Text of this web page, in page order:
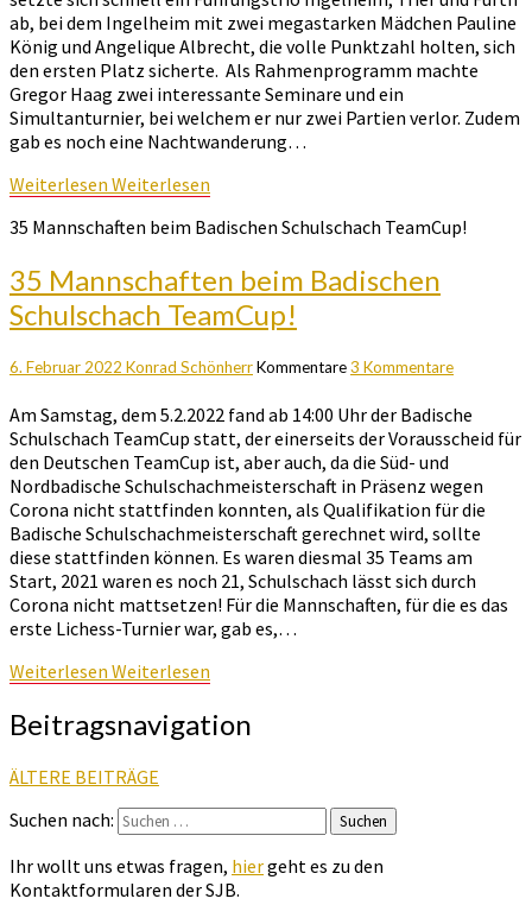
ab, bei dem Ingelheim mit zwei megastarken Mädchen Pauline
König und Angelique Albrecht, die volle Punktzahl holten, sich
den ersten Platz sicherte. Als Rahmenprogramm machte
Gregor Haag zwei interessante Seminare und ein
Simultanturnier, bei welchem er nur zwei Partien verlor. Zudem
gab es noch eine Nachtwanderung…
Weiterlesen Weiterlesen
35 Mannschaften beim Badischen Schulschach TeamCup!
35 Mannschaften beim Badischen
Schulschach TeamCup!
6. Februar 2022 Konrad SchönherrKommentare3 Kommentare
Am Samstag, dem 5.2.2022 fand ab 14:00 Uhr der Badische
Schulschach TeamCup statt, der einerseits der Vorausscheid für
den Deutschen TeamCup ist, aber auch, da die Süd- und
Nordbadische Schulschachmeisterschaft in Präsenz wegen
Corona nicht stattfinden konnten, als Qualifikation für die
Badische Schulschachmeisterschaft gerechnet wird, sollte
diese stattfinden können. Es waren diesmal 35 Teams am
Start, 2021 waren es noch 21, Schulschach lässt sich durch
Corona nicht mattsetzen! Für die Mannschaften, für die es das
erste Lichess-Turnier war, gab es,…
Weiterlesen Weiterlesen
Beitragsnavigation
ÄLTERE BEITRÄGE
Suchen nach:
Suchen
Ihr wollt uns etwas fragen, hiergeht es zu den
Kontaktformularen der SJB.